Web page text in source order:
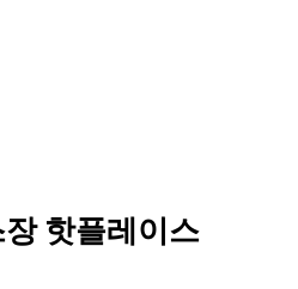
핫플레이스